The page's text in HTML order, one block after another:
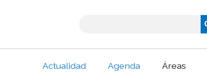
Actualidad Agenda Áreas